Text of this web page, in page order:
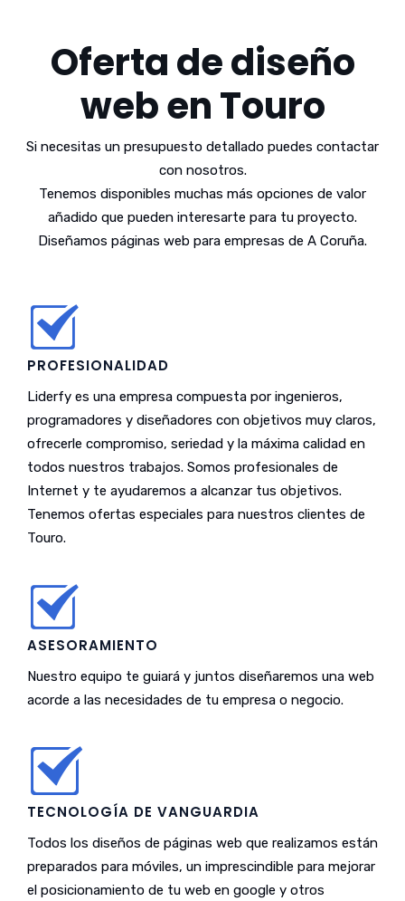
Oferta de diseño
web en Touro
Si necesitas un presupuesto detallado puedes contactar
con nosotros.
Tenemos disponibles muchas más opciones de valor
añadido que pueden interesarte para tu proyecto.
Diseñamos páginas web para empresas de A Coruña.
PROFESIONALIDAD
Liderfy es una empresa compuesta por ingenieros,
programadores y diseñadores con objetivos muy claros,
ofrecerle compromiso, seriedad y la máxima calidad en
todos nuestros trabajos. Somos profesionales de
Internet y te ayudaremos a alcanzar tus objetivos.
Tenemos ofertas especiales para nuestros clientes de
Touro.
ASESORAMIENTO
Nuestro equipo te guiará y juntos diseñaremos una web
acorde a las necesidades de tu empresa o negocio.
TECNOLOGÍA DE VANGUARDIA
Todos los diseños de páginas web que realizamos están
preparados para móviles, un imprescindible para mejorar
el posicionamiento de tu web en google y otros